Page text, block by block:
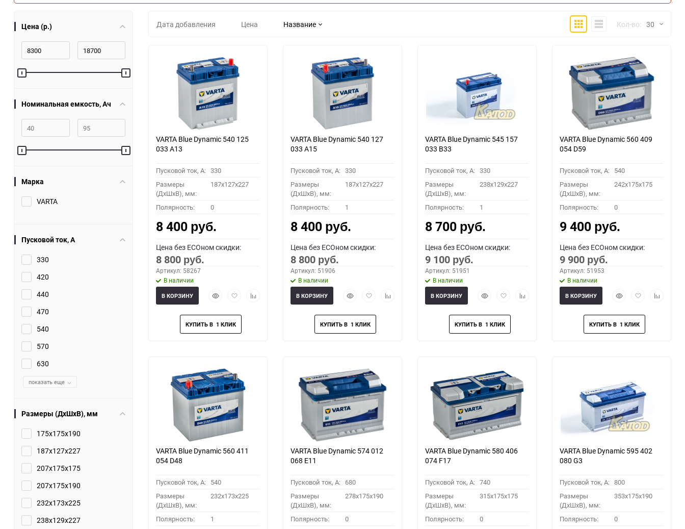
Цена (р.)
Номинальная емкость, Ач
Марка
VARTA
Пусковой ток, A
330
420
440
470
540
570
630
показать еще
Размеры (ДхШхВ), мм
175x175x190
187x127x227
207x175x175
207x175x190
232x173x225
238x129x227
Дата добавления Цена Название ПлиткаКомпактноКол-во: 30
30
60
90
150
VARTA Blue Dynamic 540 125
033 A13
Пусковой ток, A: 330
Размеры
(ДхШхВ), мм:
187x127x227
Полярность: 0
8 400 руб.
Цена без ECOном скидки:
8 800 руб.
Артикул: 58267
В наличии
БыстрыйДобавить
избранное
Добавить
В КОРЗИНУ
VARTA Blue Dynamic 540 127
033 A15
Пусковой ток, A: 330
Размеры
(ДхШхВ), мм:
187x127x227
Полярность: 1
8 400 руб.
Цена без ECOном скидки:
8 800 руб.
Артикул: 51906
В наличии
БыстрыйДобавить
избранное
Добавить
В КОРЗИНУ
VARTA Blue Dynamic 545 157
033 B33
Пусковой ток, A: 330
Размеры
(ДхШхВ), мм:
238x129x227
Полярность: 1
8 700 руб.
Цена без ECOном скидки:
9 100 руб.
Артикул: 51951
В наличии
БыстрыйДобавить
избранное
Добавить
В КОРЗИНУ
VARTA Blue Dynamic 560 409
054 D59
Пусковой ток, A: 540
Размеры
(ДхШхВ), мм:
242x175x175
Полярность: 0
9 400 руб.
Цена без ECOном скидки:
9 900 руб.
Артикул: 51953
В наличии
БыстрыйДобавить
избранное
Добавить
В КОРЗИНУ
VARTA Blue Dynamic 560 411
054 D48
Пусковой ток, A: 540
Размеры
(ДхШхВ), мм:
232x173x225
Полярность: 1
VARTA Blue Dynamic 574 012
068 E11
Пусковой ток, A: 680
Размеры
(ДхШхВ), мм:
278x175x190
Полярность: 0
VARTA Blue Dynamic 580 406
074 F17
Пусковой ток, A: 740
Размеры
(ДхШхВ), мм:
315x175x175
Полярность: 0
VARTA Blue Dynamic 595 402
080 G3
Пусковой ток, A: 800
Размеры
(ДхШхВ), мм:
353x175x190
Полярность: 0